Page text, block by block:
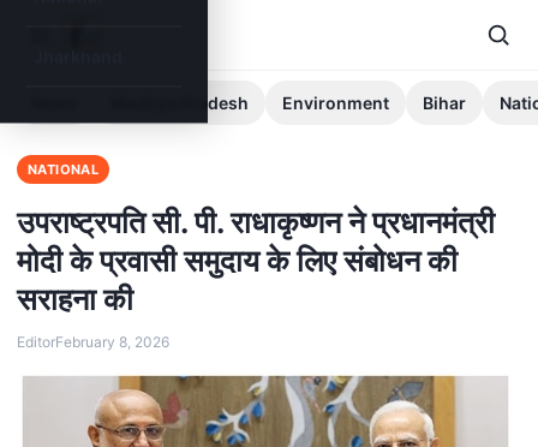
Madhya Pradesh Environment Bihar
NATIONAL
उपराष्ट्रपति सी. पी. राधाकृष्णन ने प्रधानमंत्री
मोदी के प्रवासी समुदाय के लिए संबोधन की
सराहना की
EditorFebruary 8, 2026